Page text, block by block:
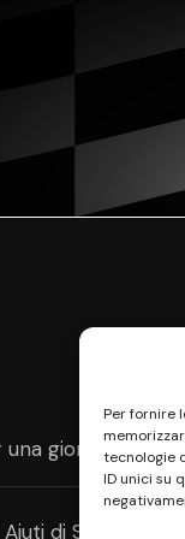
Per fornire
tecnologie
ID unici su
giornata
Aiuti di Stato